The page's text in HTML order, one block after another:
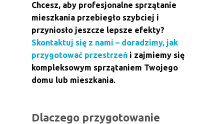
Chcesz, aby profesjonalne sprzątanie
mieszkania przebiegło szybciej i
przyniosło jeszcze lepsze efekty?
Skontaktuj się z nami – doradzimy, jak
przygotować przestrzeńi zajmiemy się
kompleksowym sprzątaniem Twojego
domu lub mieszkania.
Dlaczego przygotowanie